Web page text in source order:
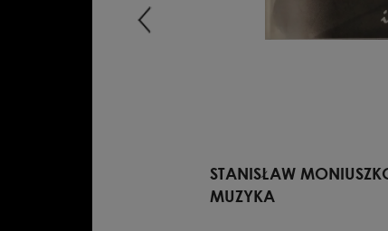
STANISŁAW
MUZYKA